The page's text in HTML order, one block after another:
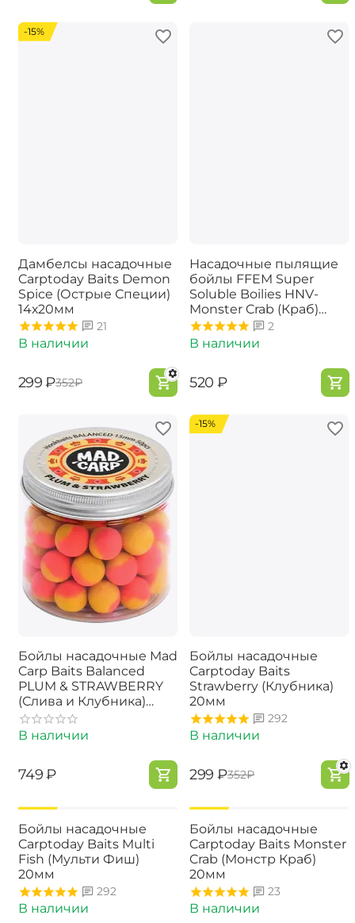
-15%
Дамбелсы насадочные
Carptoday Baits Demon
Spice (Острые Специи)
14х20мм
21
В наличии
‍299‍ ₽‍352‍₽
Насадочные пылящие
бойлы FFEM Super
Soluble Boilies HNV-
Monster Crab (Краб)
16/20mm
2
В наличии
‍520‍ ₽
Бойлы насадочные Mad
Carp Baits Balanced
PLUM & STRAWBERRY
(Слива и Клубника)
15мм
В наличии
‍749‍ ₽
-15%
Бойлы насадочные
Carptoday Baits
Strawberry (Клубника)
20мм
292
В наличии
‍299‍ ₽‍352‍₽
Бойлы насадочные
Carptoday Baits Multi
Fish (Мульти Фиш)
20мм
292
В наличии
Бойлы насадочные
Carptoday Baits Monster
Crab (Монстр Краб)
20мм
23
В наличии